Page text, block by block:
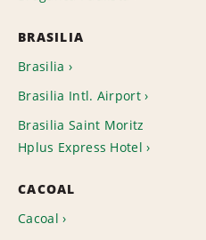
BRASILIA
Brasilia
Brasilia Intl. Airport
Brasilia Saint Moritz
Hplus Express Hotel
CACOAL
Cacoal